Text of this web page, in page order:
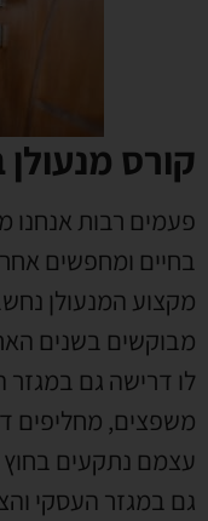
קורס
פעמים רבות אנחנו
בחיים ומחפשים
מקצוע המנעולן
מבוקשים בשנים
לו דרישה גם במגזר
משפצים, מחליפים
עצמם נתקעים בחוץ
גם במגזר העסקי